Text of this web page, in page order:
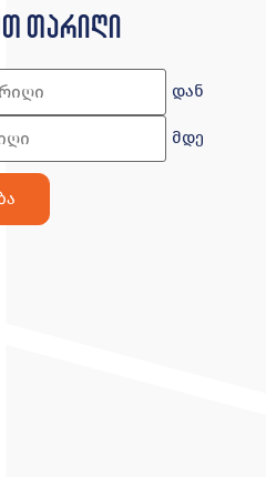
თარიღი
დან
მდე